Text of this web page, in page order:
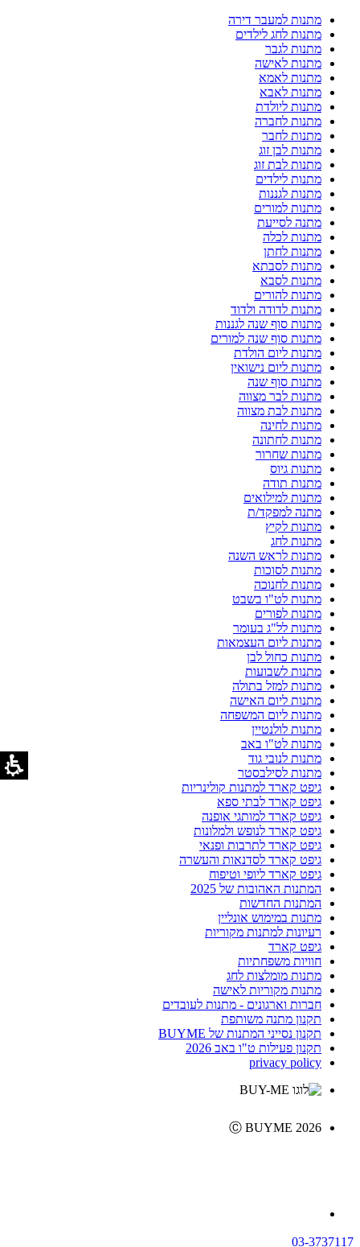
מתנות למעבר דירה
מתנות לחג לילדים
מתנות לגבר
מתנות לאישה
מתנות לאמא
מתנות לאבא
מתנות ליולדת
מתנות לחברה
מתנות לחבר
מתנות לבן זוג
מתנות לבת זוג
מתנות לילדים
מתנות לגננות
מתנות למורים
מתנה לסייעת
מתנות לכלה
מתנות לחתן
מתנות לסבתא
מתנות לסבא
מתנות להורים
מתנות לדודה ולדוד
מתנות סוף שנה לגננות
מתנות סוף שנה למורים
מתנות ליום הולדת
מתנות ליום נישואין
מתנות סוף שנה
מתנות לבר מצווה
מתנות לבת מצווה
מתנות לחינה
מתנות לחתונה
מתנות שחרור
מתנות גיוס
מתנות תודה
מתנות למילואים
מתנה למפקד/ת
מתנות לקיץ
מתנות לחג
מתנות לראש השנה
מתנות לסוכות
מתנות לחנוכה
מתנות לט"ו בשבט
מתנות לפורים
מתנות לל"ג בעומר
מתנות ליום העצמאות
מתנות כחול לבן
מתנות לשבועות
מתנות למזל בתולה
מתנות ליום האישה
מתנות ליום המשפחה
מתנות לולנטיין
מתנות לט"ו באב
מתנות לנובי גוד
מתנות לסילבסטר
גיפט קארד למתנות קולינריות
גיפט קארד לבתי ספא
גיפט קארד למותגי אופנה
גיפט קארד לנופש ולמלונות
גיפט קארד לתרבות ופנאי
גיפט קארד לסדנאות והעשרה
גיפט קארד ליופי וטיפוח
המתנות האהובות של 2025
המתנות החדשות
מתנות במימוש אונליין
רעיונות למתנות מקוריות
גיפט קארד
חוויות משפחתיות
מתנות מומלצות לחג
מתנות מקוריות לאישה
חברות וארגונים - מתנות לעובדים
תקנון מתנה משותפת
תקנון נסייני המתנות של BUYME
תקנון פעילות ט"ו באב 2026
privacy policy
Ⓒ BUYME 2026
03-3737117